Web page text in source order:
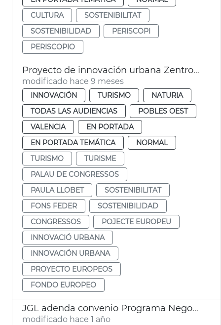
CULTURA
SOSTENIBILITAT
SOSTENIBILIDAD
PERISCOPI
PERISCOPIO
Proyecto de innovación urbana Zentropy MICE
modificado hace 9 meses
INNOVACIÓN TURISMO
NATURIA
TODAS LAS AUDIENCIAS
POBLES OEST
VALENCIA
EN PORTADA
EN PORTADA TEMÁTICA
NORMAL
TURISMO
TURISME
PALAU DE CONGRESSOS
PAULA LLOBET
SOSTENIBILITAT
FONS FEDER
SOSTENIBILIDAD
CONGRESSOS
POJECTE EUROPEU
INNOVACIÓ URBANA
INNOVACIÓN URBANA
PROYECTO EUROPEOS
FONDO EUROPEO
JGL adenda convenio Programa Negocio Local Sostenible
modificado hace 1 año